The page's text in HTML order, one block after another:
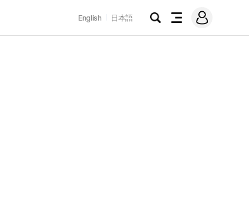
English 日本語
검
전
메
그